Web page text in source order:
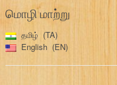
மொழி மாற்று
தமிழ்
TA
English
EN